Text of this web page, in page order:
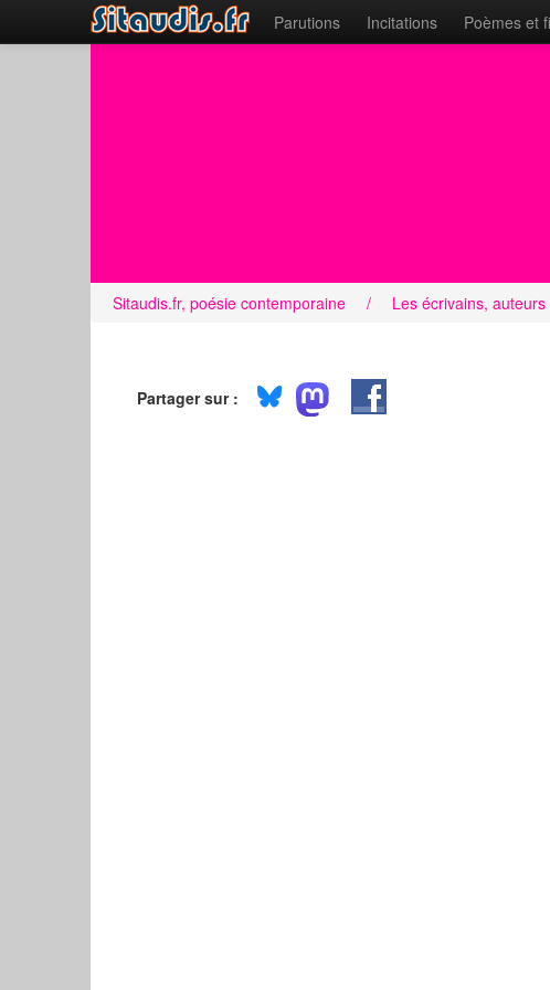
Parutions Incitations Poèmes et
Sitaudis.fr, poésie contemporaine / Les écrivains,
Partager sur :